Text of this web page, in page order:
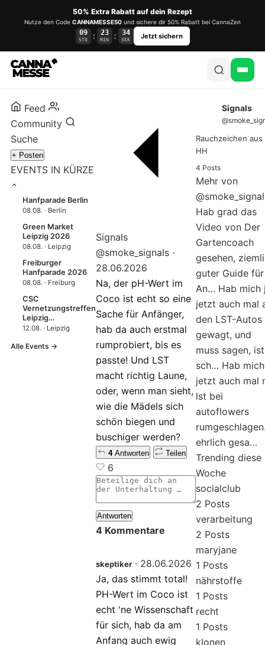
50% Extra Rabatt auf dein Rezept
Nutze den Code CANNAMESSE50 und sichere dir 50% Rabatt bei CannaZen
09
STD : 23
MIN : 33
SEK Jetzt sichern
Feed
Community
Suche
+ Posten
EVENTS IN KÜRZE
Hanfparade Berlin
08.08. · Berlin
Green Market
Leipzig 2026
08.08. · Leipzig
Freiburger
Hanfparade 2026
08.08. · Freiburg
CSC
Vernetzungstreffen
Leipzig…
12.08. · Leipzig
Alle Events →
Signals
@smoke_signals ·
28.06.2026
Na, der pH-Wert im
Coco ist echt so eine
Sache für Anfänger,
hab da auch erstmal
rumprobiert, bis es
passte! Und LST
macht richtig Laune,
oder, wenn man sieht,
wie die Mädels sich
schön biegen und
buschiger werden?
4Antworten Teilen
6
Antworten
4 Kommentare
skeptiker · 28.06.2026
Ja, das stimmt total!
PH-Wert im Coco ist
echt 'ne Wissenschaft
für sich, hab da am
Anfang auch ewig
Signals
Rauchzeichen aus
HH
4 Posts
Mehr von
Hab grad das
Video von Der
Gartencoach
gesehen,
guter Guide für
An… Hab mich
jetzt auch mal
den LST-Autos
gewagt, und
muss sagen, ist
sch… Hab mich
jetzt auch mal
lst bei
autoflowers
ehrlich gesa…
Trending diese
Woche
socialclub
2 Posts
verarbeitung
2 Posts
maryjane
1 Posts
nährstoffe
1 Posts
recht
1 Posts
klonen